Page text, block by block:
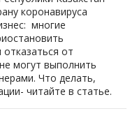
коронавируса
многие
от
могут выполнить
Что делать,
читайте в статье.